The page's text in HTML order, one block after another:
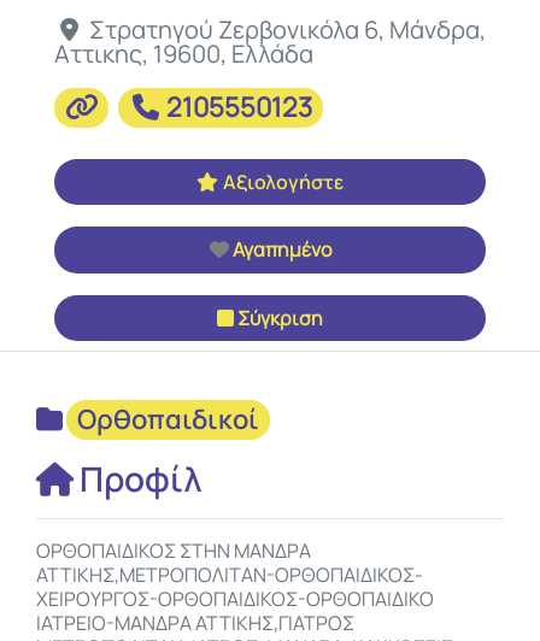
Στρατηγού Ζερβονικόλα 6, Μάνδρα,
Αττικης, 19600, Ελλάδα
2105550123
Αξιολογήστε
Αγαπημένο
Σύγκριση
Ορθοπαιδικοί
Προφίλ
ΟΡΘΟΠΑΙΔΙΚΟΣ ΣΤΗΝ ΜΑΝΔΡΑ
ΑΤΤΙΚΗΣ,ΜΕΤΡΟΠΟΛΙΤΑΝ-ΟΡΘΟΠΑΙΔΙΚΟΣ-
ΧΕΙΡΟΥΡΓΟΣ-ΟΡΘΟΠΑΙΔΙΚΟΣ-ΟΡΘΟΠΑΙΔΙΚΟ
ΙΑΤΡΕΙΟ-ΜΑΝΔΡΑ ΑΤΤΙΚΗΣ,ΓΙΑΤΡΟΣ